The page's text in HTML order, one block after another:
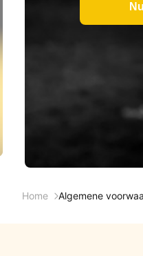
Home Algemene